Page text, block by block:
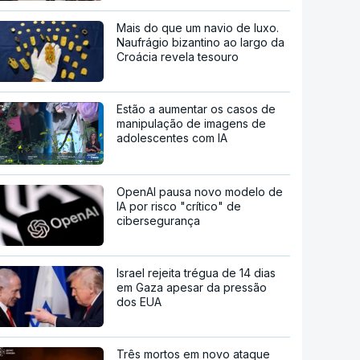
Mais do que um navio de luxo.
Naufrágio bizantino ao largo da
Croácia revela tesouro
Estão a aumentar os casos de
manipulação de imagens de
adolescentes com IA
OpenAI pausa novo modelo de
IA por risco "crítico" de
cibersegurança
Israel rejeita trégua de 14 dias
em Gaza apesar da pressão
dos EUA
Três mortos em novo ataque